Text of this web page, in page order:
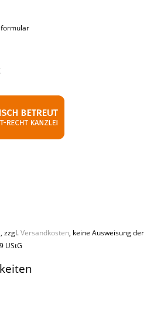
zzgl.Versandkosten, keine Ausweisung der
UStG